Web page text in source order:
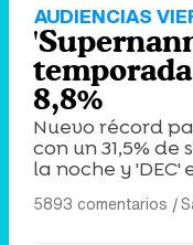
AUDIENCIAS
8,8%
Nuevo récord
con un 31,5% de
la noche y
5893 comentarios |